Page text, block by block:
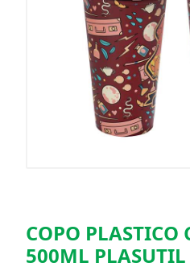
COPO
500ML PLASUTIL